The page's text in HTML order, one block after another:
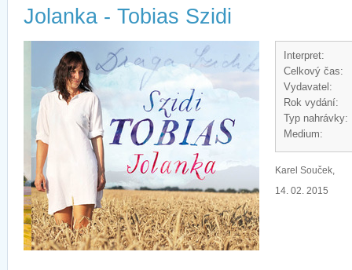
Jolanka - Tobias Szidi
Interpret:
Celkový čas:
Vydavatel:
Rok vydání:
Typ nahrávky:
Medium:
Karel Souček,
14. 02. 2015